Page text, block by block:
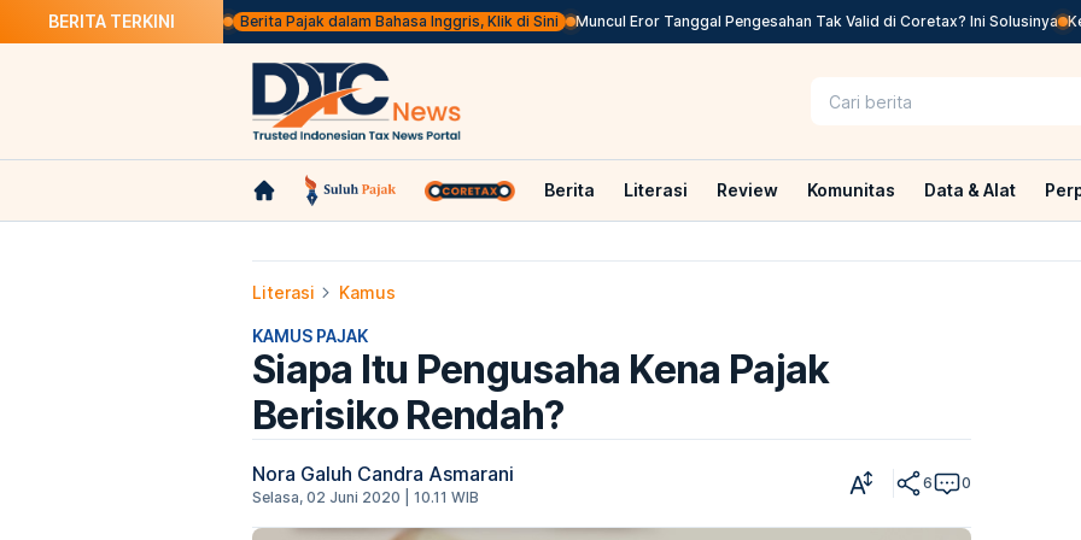
BERITA TERKINI Berita Pajak dalam Bahasa Inggris, Klik di Sini Muncul Eror Tanggal Pengesahan Tak Valid di Coretax? Ini Solusinya
Berita Literasi Review Komunitas Data & Alat
Literasi Kamus
KAMUS PAJAK
Siapa Itu Pengusaha Kena Pajak
Berisiko Rendah?
Nora Galuh Candra Asmarani
Selasa, 02 Juni 2020 | 10.11 WIB
6 0